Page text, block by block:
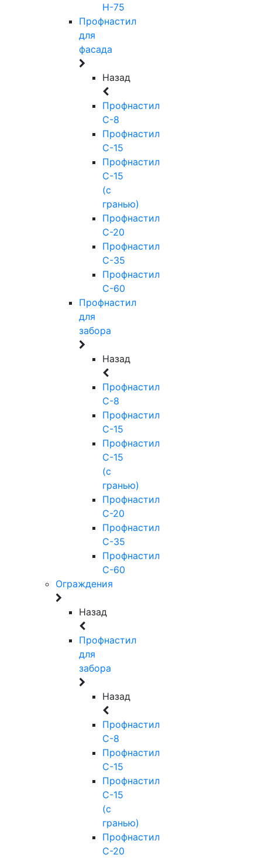
Н-75
Профнастил
для
фасада
Назад
Профнастил
С-8
Профнастил
С-15
Профнастил
С-15
(с
гранью)
Профнастил
С-20
Профнастил
С-35
Профнастил
С-60
Профнастил
для
забора
Назад
Профнастил
С-8
Профнастил
С-15
Профнастил
С-15
(с
гранью)
Профнастил
С-20
Профнастил
С-35
Профнастил
С-60
Ограждения
Назад
Профнастил
для
забора
Назад
Профнастил
С-8
Профнастил
С-15
Профнастил
С-15
(с
гранью)
Профнастил
С-20